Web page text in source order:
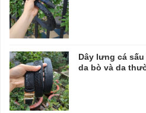
Dây lưng cá
da bò và da